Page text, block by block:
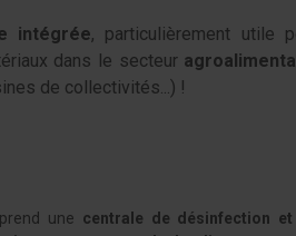
intégrée, particulièrement utile
dans le secteur
de collectivités...) !
une centrale de désinfection